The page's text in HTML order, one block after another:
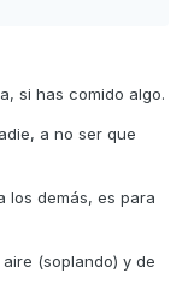
si has comido algo.
a no ser que
los demás, es para
(soplando) y de